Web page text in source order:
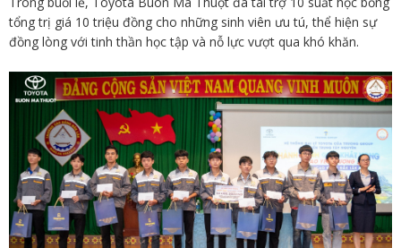
tổng trị giá 10 triệu đồng cho những sinh viên ưu tú, thể hiện sự
đồng lòng với tinh thần học tập và nỗ lực vượt qua khó khăn.